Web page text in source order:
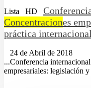
Lista HD
Concentraciones
práctica
24 de Abril de 2018
...Conferencia
empresariales: legislación